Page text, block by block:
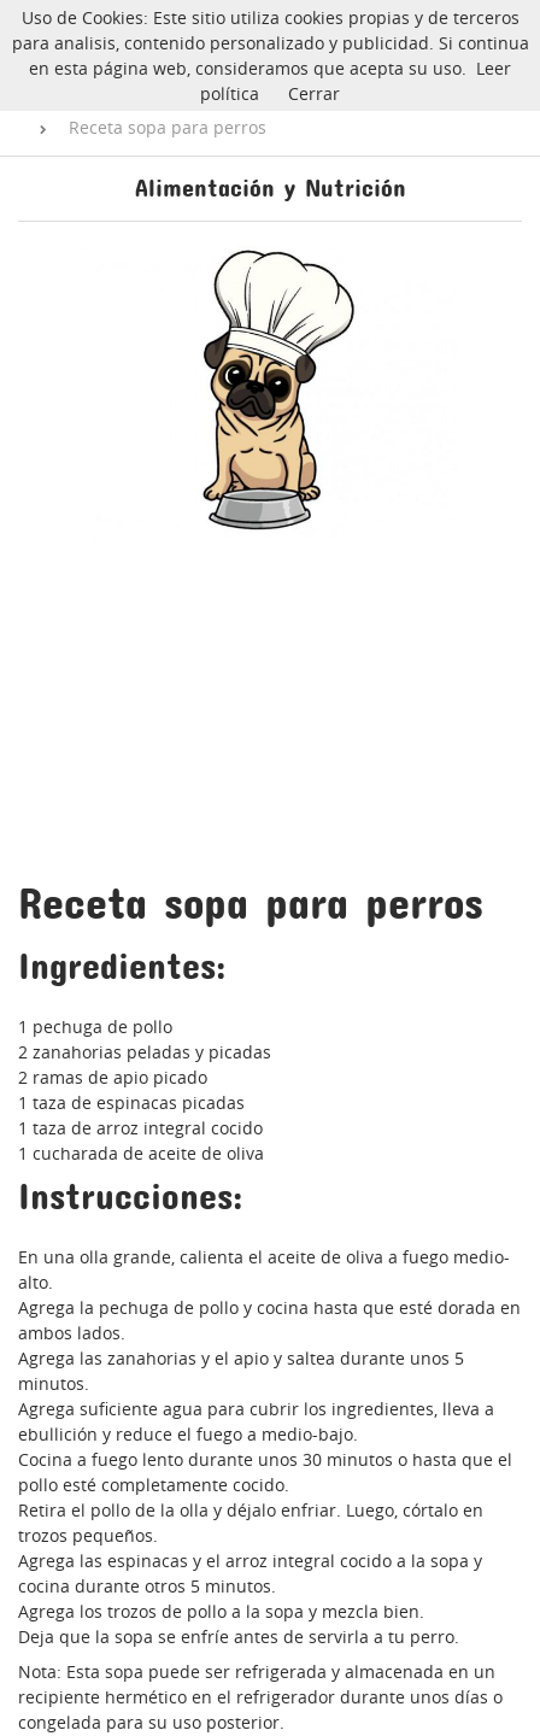
CarlinoSOS
Alimentación y Nutrición
Receta sopa para perros
Alimentación y Nutrición
Receta sopa para perros
Ingredientes:
1 pechuga de pollo
2 zanahorias peladas y picadas
2 ramas de apio picado
1 taza de espinacas picadas
1 taza de arroz integral cocido
1 cucharada de aceite de oliva
Instrucciones:
En una olla grande, calienta el aceite de oliva a fuego medio-
alto.
Agrega la pechuga de pollo y cocina hasta que esté dorada en
ambos lados.
Agrega las zanahorias y el apio y saltea durante unos 5
minutos.
Agrega suficiente agua para cubrir los ingredientes, lleva a
ebullición y reduce el fuego a medio-bajo.
Cocina a fuego lento durante unos 30 minutos o hasta que el
pollo esté completamente cocido.
Retira el pollo de la olla y déjalo enfriar. Luego, córtalo en
trozos pequeños.
Agrega las espinacas y el arroz integral cocido a la sopa y
cocina durante otros 5 minutos.
Agrega los trozos de pollo a la sopa y mezcla bien.
Deja que la sopa se enfríe antes de servirla a tu perro.
Nota: Esta sopa puede ser refrigerada y almacenada en un
recipiente hermético en el refrigerador durante unos días o
congelada para su uso posterior.
Uso de Cookies: Este sitio utiliza cookies propias y de terceros
para analisis, contenido personalizado y publicidad. Si continua
en esta página web, consideramos que acepta su uso. Leer
política
Cerrar